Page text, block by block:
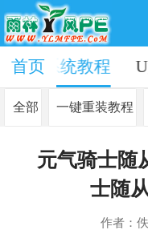
系统教程
首页
全部 一键重装教程
元气骑士随
士随
作者：